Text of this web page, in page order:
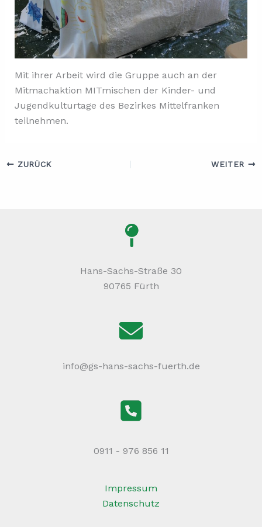
Mit ihrer Arbeit wird die Gruppe auch an der
Mitmachaktion MITmischen der Kinder- und
Jugendkulturtage des Bezirkes Mittelfranken
teilnehmen.
ZURÜCK WEITER
Hans-Sachs-Straße 30
90765 Fürth
info@gs-hans-sachs-fuerth.de
0911 - 976 856 11
Impressum
Datenschutz